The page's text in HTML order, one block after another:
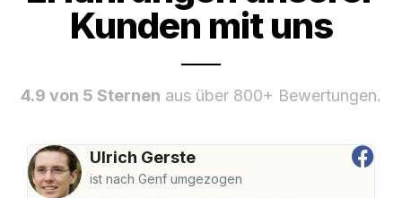
Kunden mit uns
4.9 von 5 Sternen aus über 800+ Bewertungen.
Ulrich Gerste
ist nach Genf umgezogen